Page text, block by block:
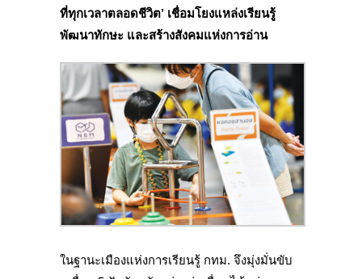
ที่ทุกเวลาตลอดชีวิต’ เชื่อมโยงแหล่งเรียนรู้
พัฒนาทักษะ และสร้างสังคมแห่งการอ่าน
ในฐานะเมืองแห่งการเรียนรู้ กทม. จึงมุ่งมั่นขับ